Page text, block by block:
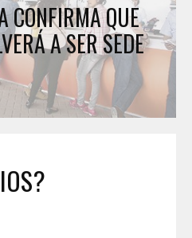
CONFIRMA QUE
A SER SEDE